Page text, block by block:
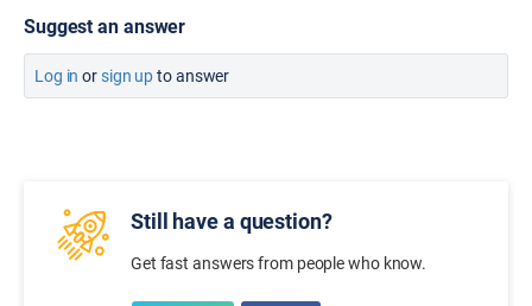
Suggest an answer
Log in orsign upto answer
Still have a question?
Get fast answers from people who know.